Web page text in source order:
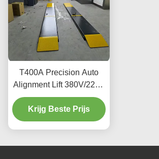
T400A Precision Auto
Alignment Lift 380V/220V
met laag profielontwerp
Krijg Beste Prijs